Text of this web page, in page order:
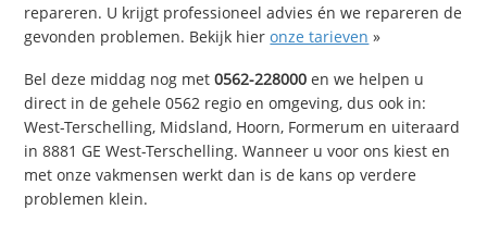
repareren. U krijgt professioneel advies én we repareren de
gevonden problemen. Bekijk hieronze tarieven »
Bel deze middag nog met0562-228000 en we helpen u
direct in de gehele 0562 regio en omgeving, dus ook in:
West-Terschelling, Midsland, Hoorn, Formerum en uiteraard
in 8881 GE West-Terschelling. Wanneer u voor ons kiest en
met onze vakmensen werkt dan is de kans op verdere
problemen klein.